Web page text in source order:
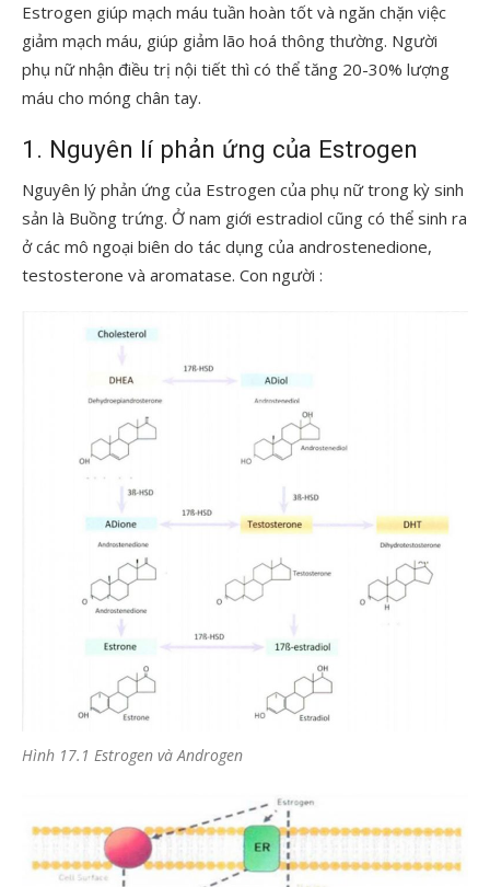
Estrogen giúp mạch máu tuần hoàn tốt và ngăn chặn việc
giảm mạch máu, giúp giảm lão hoá thông thường. Người
phụ nữ nhận điều trị nội tiết thì có thể tăng 20-30% lượng
máu cho móng chân tay.
1. Nguyên lí phản ứng của Estrogen
Nguyên lý phản ứng của Estrogen của phụ nữ trong kỳ sinh
sản là Buồng trứng. Ở nam giới estradiol cũng có thể sinh ra
ở các mô ngoại biên do tác dụng của androstenedione,
testosterone và aromatase. Con người :
Hình 17.1 Estrogen và Androgen